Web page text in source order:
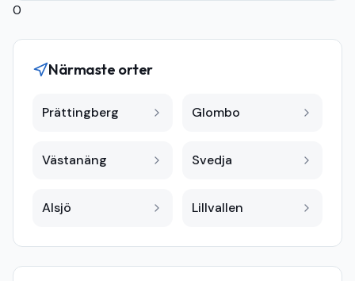
0
Närmaste orter
Prättingberg Glombo
Västanäng Svedja
Alsjö Lillvallen